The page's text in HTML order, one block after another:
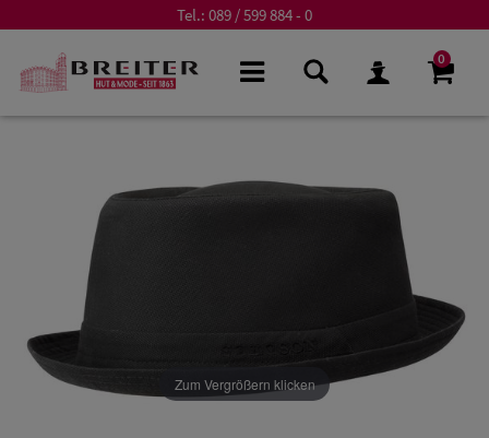
Tel.: 089 / 599 884 - 0
0
Zum Vergrößern klicken